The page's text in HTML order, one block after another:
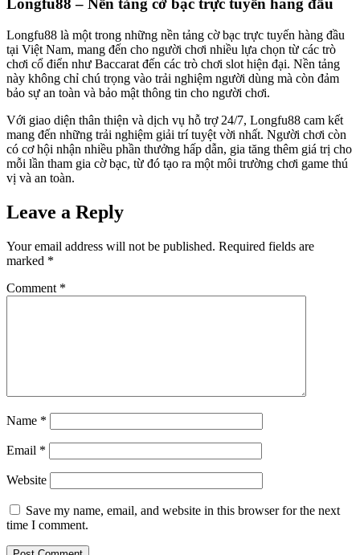
Longfu88 – Nền tảng cờ bạc trực tuyến hàng đầu
Longfu88 là một trong những nền tảng cờ bạc trực tuyến hàng đầu
tại Việt Nam, mang đến cho người chơi nhiều lựa chọn từ các trò
chơi cổ điển như Baccarat đến các trò chơi slot hiện đại. Nền tảng
này không chỉ chú trọng vào trải nghiệm người dùng mà còn đảm
bảo sự an toàn và bảo mật thông tin cho người chơi.
Với giao diện thân thiện và dịch vụ hỗ trợ 24/7, Longfu88 cam kết
mang đến những trải nghiệm giải trí tuyệt vời nhất. Người chơi còn
có cơ hội nhận nhiều phần thưởng hấp dẫn, gia tăng thêm giá trị cho
mỗi lần tham gia cờ bạc, từ đó tạo ra một môi trường chơi game thú
vị và an toàn.
Leave a Reply
Your email address will not be published. Required fields are
marked *
Comment *
Name *
Email *
Website
Save my name, email, and website in this browser for the next
time I comment.